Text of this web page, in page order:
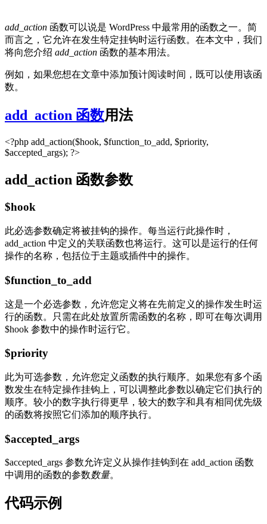
add_action 函数可以说是 WordPress 中最常用的函数之一。简
而言之，它允许在发生特定挂钩时运行函数。在本文中，我们
将向您介绍 add_action 函数的基本用法。
例如，如果您想在文章中添加预计阅读时间，既可以使用该函
数。
add_action 函数用法
<?php add_action($hook, $function_to_add, $priority,
$accepted_args); ?>
add_action 函数参数
$hook
此必选参数确定将被挂钩的操作。每当运行此操作时，
add_action 中定义的关联函数也将运行。这可以是运行的任何
操作的名称，包括位于主题或插件中的操作。
$function_to_add
这是一个必选参数，允许您定义将在先前定义的操作发生时运
行的函数。只需在此处放置所需函数的名称，即可在每次调用
$hook 参数中的操作时运行它。
$priority
此为可选参数，允许您定义函数的执行顺序。如果您有多个函
数发生在特定操作挂钩上，可以调整此参数以确定它们执行的
顺序。较小的数字执行得更早，较大的数字和具有相同优先级
的函数将按照它们添加的顺序执行。
$accepted_args
$accepted_args 参数允许定义从操作挂钩到在 add_action 函数
中调用的函数的参数数量。
代码示例